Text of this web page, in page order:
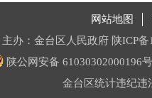
网站地图
主办：金台区人民政府 陕ICP
陕公网安备 61030302000196号
金台区统计违纪违